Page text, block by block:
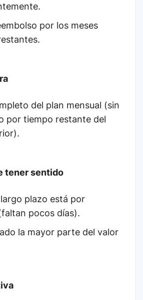
por los meses
del plan mensual (sin
por tiempo restante del
tener sentido
plazo está por
pocos días).
la mayor parte del valor